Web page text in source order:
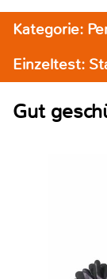
Kategorie:
Einzeltest:
Gut